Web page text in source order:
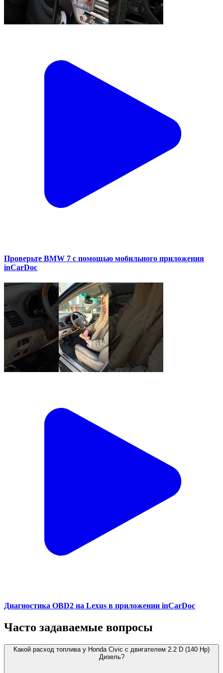
Проверьте BMW 7 с помощью мобильного приложения
inCarDoc
Диагностика OBD2 на Lexus в приложении inCarDoc
Часто задаваемые вопросы
Какой расход топлива у Honda Civic с двигателем 2.2 D (140 Hp)
Дизель?